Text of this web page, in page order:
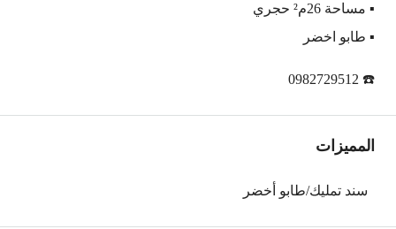
▪️ مساحة 26م² حجري
▪️ طابو اخضر
☎️ 0982729512
المميزات
سند تمليك/طابو أخضر